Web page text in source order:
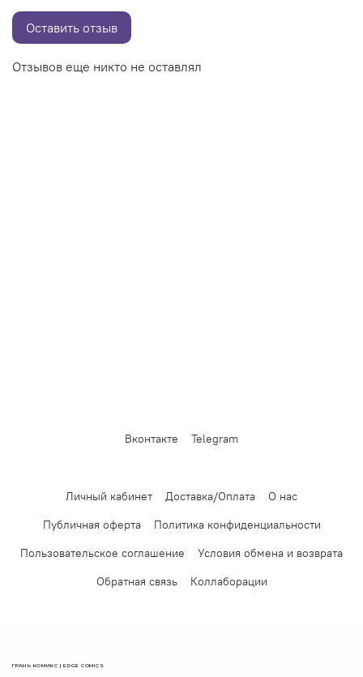
Отзывов еще никто не оставлял
Оставить отзыв
Вконтакте Telegram
Личный кабинет Доставка/Оплата
О нас
Публичная оферта
Политика конфиденциальности
Пользовательское соглашение
Условия обмена и возврата
Обратная связь
Коллаборации
ГРАНЬ КОМИКС | EDGE COMICS